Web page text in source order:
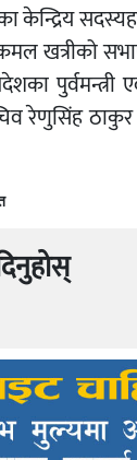
केन्द्रिय
खत्रीको
रेणुसिंह ठाकुर